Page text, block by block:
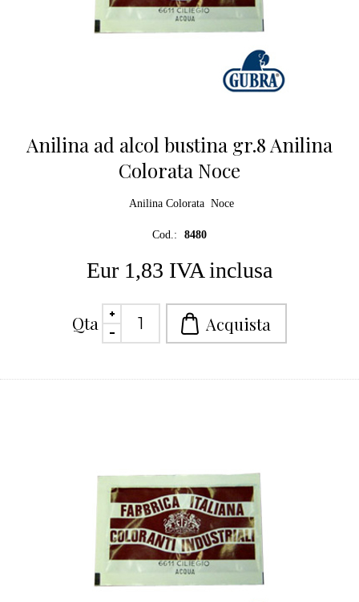
Anilina ad alcol bustina gr.8 Anilina
Colorata Noce
Anilina Colorata Noce
Cod.: 8480
Eur 1,83 IVA inclusa
Qta